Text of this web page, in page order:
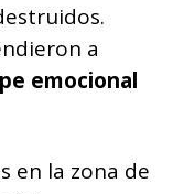
a
emocional
en la zona de